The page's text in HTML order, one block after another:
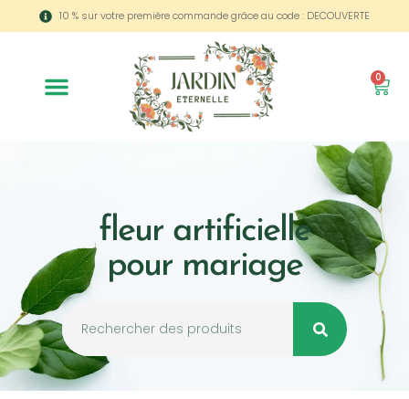
10 % sur votre première commande grâce au code : DECOUVERTE
0
fleur artificielle
pour mariage